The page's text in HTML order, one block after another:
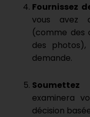
Fournissez
vous avez
(comme des
des
demande.
examinera
décision